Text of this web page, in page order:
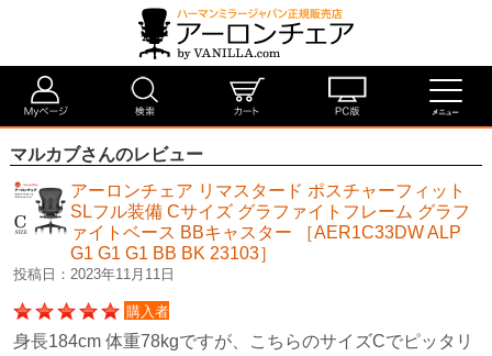
マルカブさんのレビュー
アーロンチェア リマスタード ポスチャーフィット
SLフル装備 Cサイズ グラファイトフレーム グラフ
ァイトベース BBキャスター ［AER1C33DW ALP
G1 G1 G1 BB BK 23103］
投稿日：2023年11月11日
購入者
身長184cm 体重78kgですが、こちらのサイズCでピッタリ